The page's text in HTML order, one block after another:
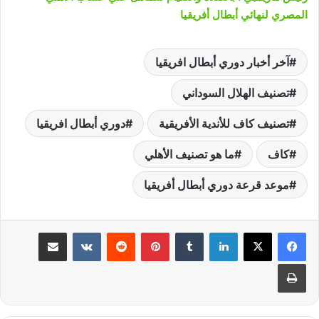
المصري لنهائي أبطال أفريقيا
آخر أخبار دوري أبطال افريقيا
تصنيف الهلال السوداني
تصنيف كاف للأندية الأفريقية دوري أبطال افريقيا
كاف ما هو تصنيف الأهلي
موعد قرعة دوري أبطال أفريقيا
لينكدإن بينتيريست